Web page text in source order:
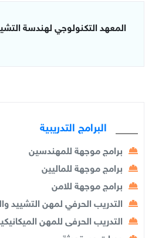
المعهد التكنولوجي لهندسة
البرامج التدريبية
برامج موجهة للمهندسين
برامج موجهة للماليين
برامج موجهة للامن
التدريب الحرفي لمهن التشييد
التدريب الحرفى للمهن